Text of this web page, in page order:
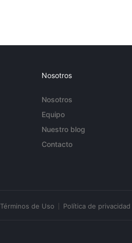
Nosotros
Nosotros
Equipo
Nuestro blog
Contacto
Términos de Uso Política de privacidad